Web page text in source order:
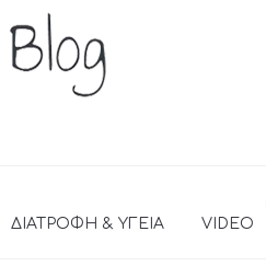
ΔΙΑΤΡΟΦΗ & ΥΓΕΙΑ VIDEO